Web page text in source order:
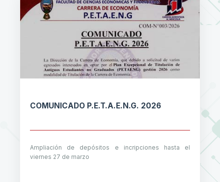
COMUNICADO P.E.T.A.E.N.G. 2026
Ampliación de depósitos e incripciones hasta el
viernes 27 de marzo